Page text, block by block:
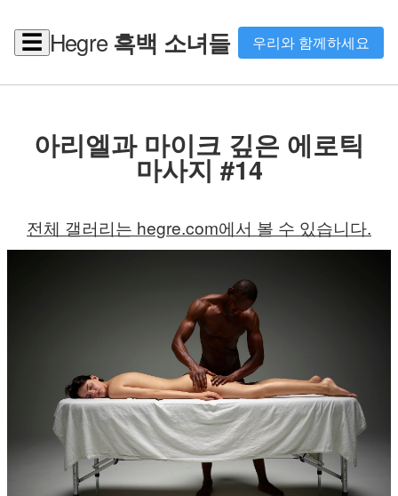
☰ Hegre 흑백 소녀들 우리와 함께하세요
아리엘과 마이크 깊은 에로틱
마사지 #14
전체 갤러리는 hegre.com에서 볼 수 있습니다.